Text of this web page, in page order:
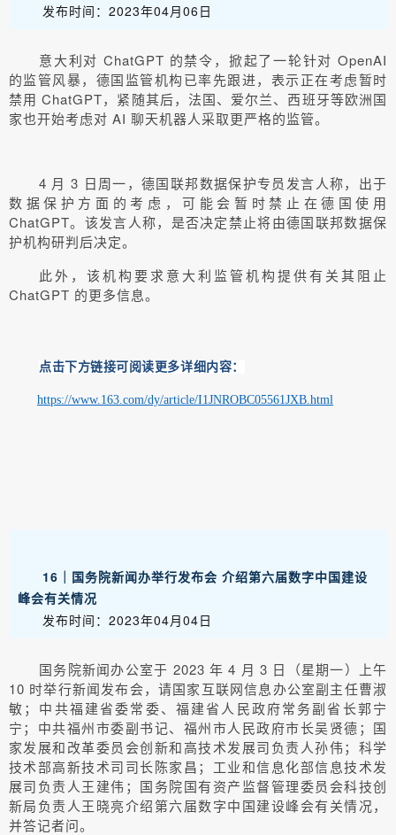
发布时间：2023年04月06日
意大利对 ChatGPT 的禁令，掀起了一轮针对 OpenAI
的监管风暴，德国监管机构已率先跟进，表示正在考虑暂时
禁用 ChatGPT，紧随其后，法国、爱尔兰、西班牙等欧洲国
家也开始考虑对 AI 聊天机器人采取更严格的监管。
4 月 3 日周一，德国联邦数据保护专员发言人称，出于
数据保护方面的考虑，可能会暂时禁止在德国使用
ChatGPT。该发言人称，是否决定禁止将由德国联邦数据保
护机构研判后决定。
此外，该机构要求意大利监管机构提供有关其阻止
ChatGPT 的更多信息。
点击下方链接可阅读更多详细内容：
https://www.163.com/dy/article/I1JNROBC05561JXB.html
16｜国务院新闻办举行发布会 介绍第六届数字中国建设
峰会有关情况
发布时间：2023年04月04日
国务院新闻办公室于 2023 年 4 月 3 日（星期一）上午
10 时举行新闻发布会，请国家互联网信息办公室副主任曹淑
敏；中共福建省委常委、福建省人民政府常务副省长郭宁
宁；中共福州市委副书记、福州市人民政府市长吴贤德；国
家发展和改革委员会创新和高技术发展司负责人孙伟；科学
技术部高新技术司司长陈家昌；工业和信息化部信息技术发
展司负责人王建伟；国务院国有资产监督管理委员会科技创
新局负责人王晓亮介绍第六届数字中国建设峰会有关情况，
并答记者问。